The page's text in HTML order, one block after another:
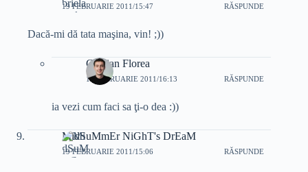
19 FEBRUARIE 2011/15:47 RĂSPUNDE
Dacă-mi dă tata maşina, vin! ;))
Cristian Florea
19 FEBRUARIE 2011/16:13 RĂSPUNDE
ia vezi cum faci sa ţi-o dea :))
MidSuMmEr NiGhT's DrEaM
19 FEBRUARIE 2011/15:06 RĂSPUNDE